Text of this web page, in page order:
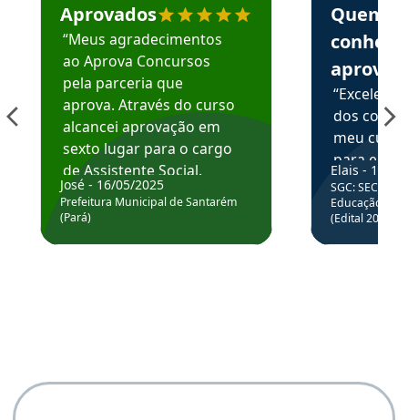
Aprovados
“Meus agradecimentos
ao Aprova Concursos
pela parceria que
aprova. Através do curso
alcancei aprovação em
sexto lugar para o cargo
de Assistente Social.
Hoje estou atuando na
Prefeitura de Santarém.
José - 16/05/2025
Prefeitura Municipal de Santarém
(Pará)
Quem
aprova
dos
meu
para
colocar
através
de
Elais - 15/
SGC: SEC BA
Educação
(Edital